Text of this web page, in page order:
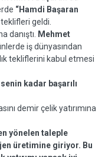
“Hamdi Başaran
teklifleri geldi.
danıştı. Mehmet
iş dünyasından
tekliflerini kabul etmesi
kadar başarılı
demir çelik yatırımına
yönelen taleple
üretimine giriyor. Bu